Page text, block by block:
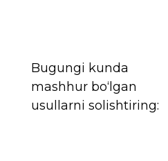
Bugungi kunda
mashhur bo‘lgan
usullarni solishtiring: